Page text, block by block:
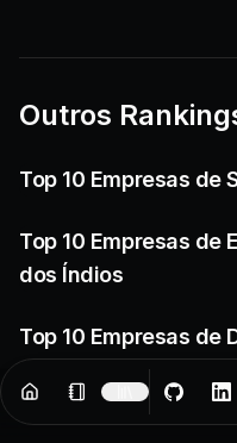
Outros
Top 10 Empresas de
Top 10 Empresas de
dos Índios
Top 10 Empresas de
Resources